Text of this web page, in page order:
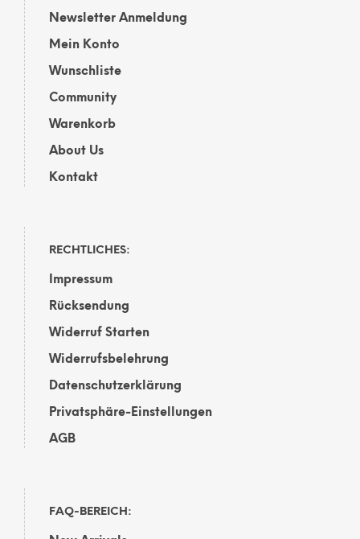
Newsletter Anmeldung
Mein Konto
Wunschliste
Community
Warenkorb
About Us
Kontakt
RECHTLICHES:
Impressum
Rücksendung
Widerruf Starten
Widerrufsbelehrung
Datenschutzerklärung
Privatsphäre-Einstellungen
AGB
FAQ-BEREICH: